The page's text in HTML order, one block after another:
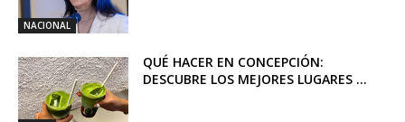
NACIONAL
QUÉ HACER EN CONCEPCIÓN:
DESCUBRE LOS MEJORES LUGARES ...